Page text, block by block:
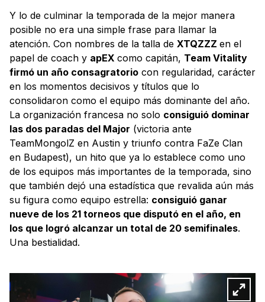
Y lo de culminar la temporada de la mejor manera
posible no era una simple frase para llamar la
atención. Con nombres de la talla de XTQZZZ en el
papel de coach y apEX como capitán, Team Vitality
firmó un año consagratorio con regularidad, carácter
en los momentos decisivos y títulos que lo
consolidaron como el equipo más dominante del año.
La organización francesa no solo consiguió dominar
las dos paradas del Major (victoria ante
TeamMongolZ en Austin y triunfo contra FaZe Clan
en Budapest), un hito que ya lo establece como uno
de los equipos más importantes de la temporada, sino
que también dejó una estadística que revalida aún más
su figura como equipo estrella: consiguió ganar
nueve de los 21 torneos que disputó en el año, en
los que logró alcanzar un total de 20 semifinales.
Una bestialidad.